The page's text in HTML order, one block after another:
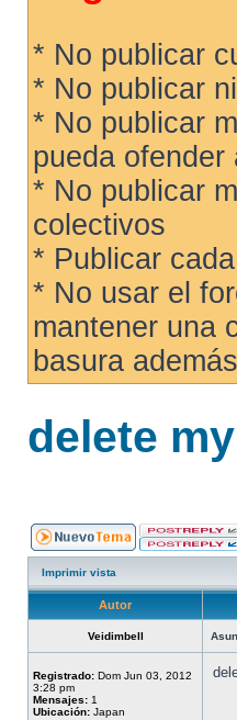
* No publicar
* No publicar
* No publicar
pueda ofender
* No publicar
colectivos
* Publicar
* No usar el
mantener una
basura
delete
Imprimir vista
Autor
Veidimbell
Registrado: Dom Jun 03, 2012
3:28 pm
Mensajes: 1
Ubicación: Japan